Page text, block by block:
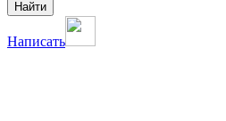
Найти
Написать